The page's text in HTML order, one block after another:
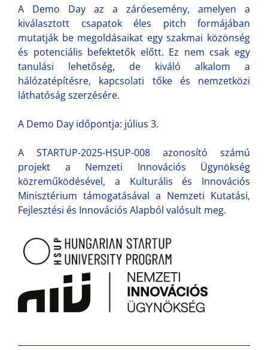
A Demo Day az a záróesemény, amelyen a
kiválasztott csapatok éles pitch formájában
mutatják be megoldásaikat egy szakmai közönség
és potenciális befektetők előtt. Ez nem csak egy
tanulási lehetőség, de kiváló alkalom a
hálózatépítésre, kapcsolati tőke és nemzetközi
láthatóság szerzésére.
A Demo Day időpontja: július 3.
A STARTUP-2025-HSUP-008 azonosító számú
projekt a Nemzeti Innovációs Ügynökség
közreműködésével, a Kulturális és Innovációs
Minisztérium támogatásával a Nemzeti Kutatási,
Fejlesztési és Innovációs Alapból valósult meg.